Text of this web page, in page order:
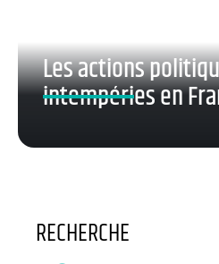
Les actions
intempéries en
RECHERCHE